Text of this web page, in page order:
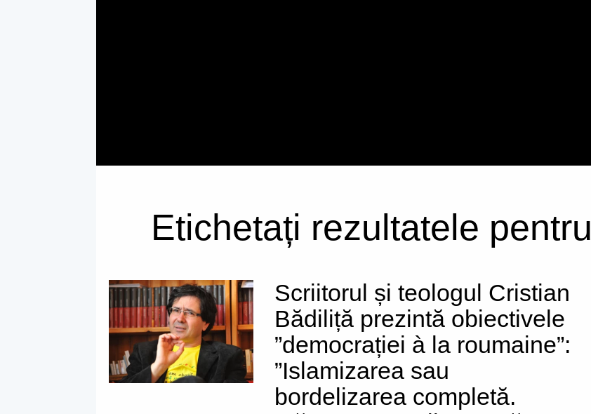
Etichetați rezultatele pentru
Scriitorul și teologul Cristian
Bădiliță prezintă obiectivele
”democrației à la roumaine”:
”Islamizarea sau
bordelizarea completă.